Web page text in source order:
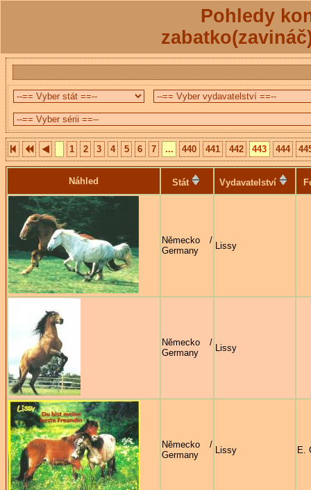
Pohledy
1 2 3 4 5 6 7 ... 440 441 442 443 444
Náhled Stát Vydavatelství
Německo /
Germany
Lissy
Německo /
Germany
Lissy
Německo /
Germany
Lissy E.